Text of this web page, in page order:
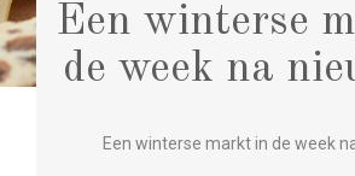
Een winterse
de week na
Een winterse markt in de week